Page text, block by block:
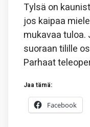
Tylsä on
jos kaipaa
mukavaa tuloa.
suoraan tilille
Parhaat
Jaa tämä:
Facebook